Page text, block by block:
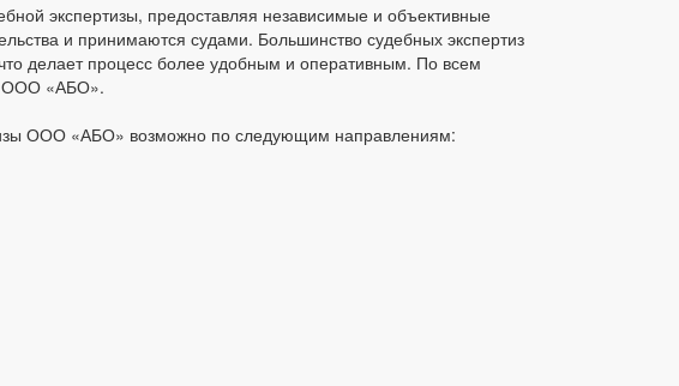
экспертизы, предоставляя независимые и объективные
и принимаются судами. Большинство судебных экспертиз
делает процесс более удобным и оперативным. По всем
ООО «АБО».
ООО «АБО» возможно по следующим направлениям: